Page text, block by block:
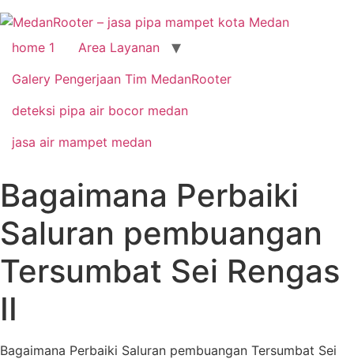
home 1
Area Layanan
Galery Pengerjaan Tim MedanRooter
deteksi pipa air bocor medan
jasa air mampet medan
Bagaimana Perbaiki
Saluran pembuangan
Tersumbat Sei Rengas
II
Bagaimana Perbaiki Saluran pembuangan Tersumbat Sei